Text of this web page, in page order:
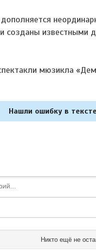
дополняется
известными
мюзикла
Нашли ошибку в
Никто ещё не